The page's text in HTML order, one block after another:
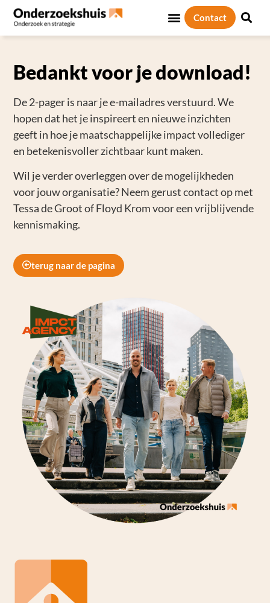
Contact
Bedankt voor je download!
De 2-pager is naar je e-mailadres verstuurd. We
hopen dat het je inspireert en nieuwe inzichten
geeft in hoe je maatschappelijke impact vollediger
en betekenisvoller zichtbaar kunt maken.
Wil je verder overleggen over de mogelijkheden
voor jouw organisatie? Neem gerust contact op met
Tessa de Groot of Floyd Krom voor een vrijblijvende
kennismaking.
terug naar de pagina